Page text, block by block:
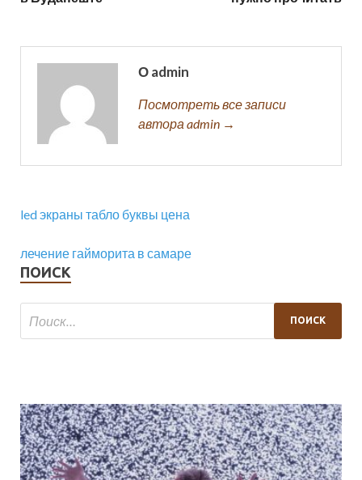
О admin
Посмотреть все записи
автора admin →
led экраны табло буквы цена
лечение гайморита в самаре
ПОИСК